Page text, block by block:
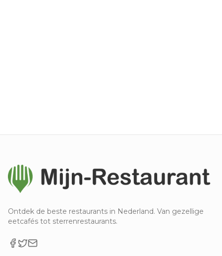
Ontdek de beste restaurants in Nederland. Van gezellige
eetcafés tot sterrenrestaurants.